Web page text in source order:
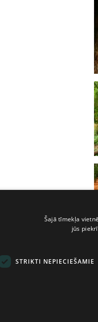
Šajā tīmekļa
jūs
STRIKTI NEPIECIEŠAMIE